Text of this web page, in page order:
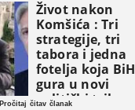
Život nakon
Komšića : Tri
strategije, tri
tabora i jedna
fotelja koja BiH
gura u novi
politički triler
Pročitaj čitav članak